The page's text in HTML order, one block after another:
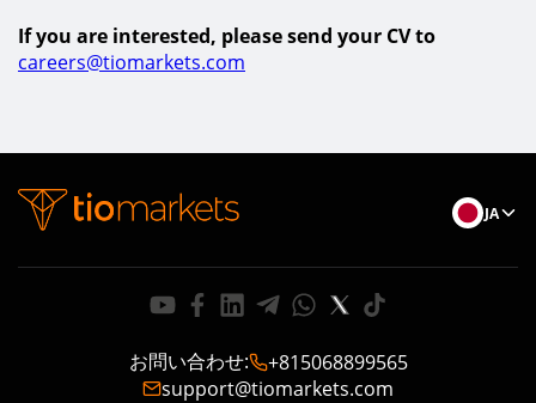
If you are interested, please send your CV to
careers@tiomarkets.com
JA
お問い合わせ:
+815068899565
support@tiomarkets.com